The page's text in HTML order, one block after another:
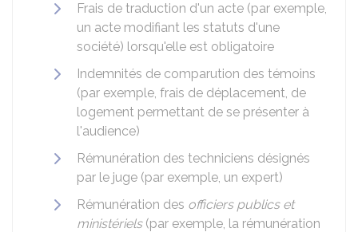
Frais de traduction d'un acte (par exemple,
un acte modifiant les statuts d'une
société) lorsqu'elle est obligatoire
Indemnités de comparution des témoins
(par exemple, frais de déplacement, de
logement permettant de se présenter à
l'audience)
Rémunération des techniciens désignés
par le juge (par exemple, un expert)
Rémunération des officiers publics et
ministériels(par exemple, la rémunération